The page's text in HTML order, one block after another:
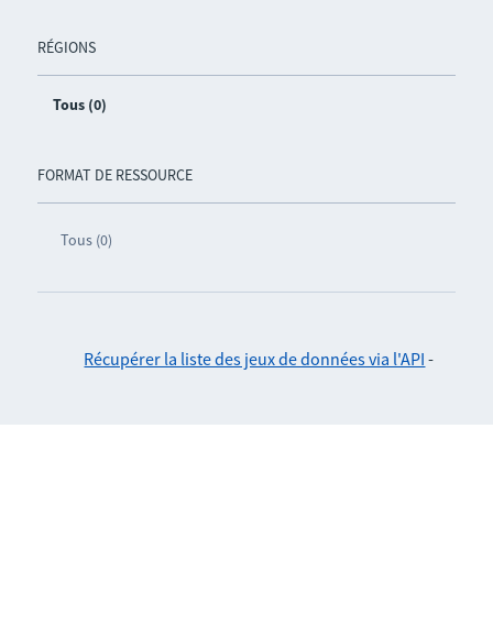
RÉGIONS
Tous (0)
FORMAT DE RESSOURCE
Tous (0)
Récupérer la liste des jeux de données via l'API -